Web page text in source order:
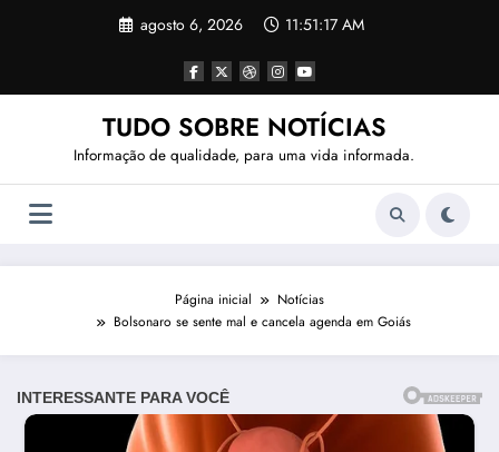
agosto 6, 2026 11:51:19 AM
TUDO SOBRE NOTÍCIAS
Informação de qualidade, para uma vida informada.
Página inicial
Notícias
Bolsonaro se sente mal e cancela agenda em Goiás